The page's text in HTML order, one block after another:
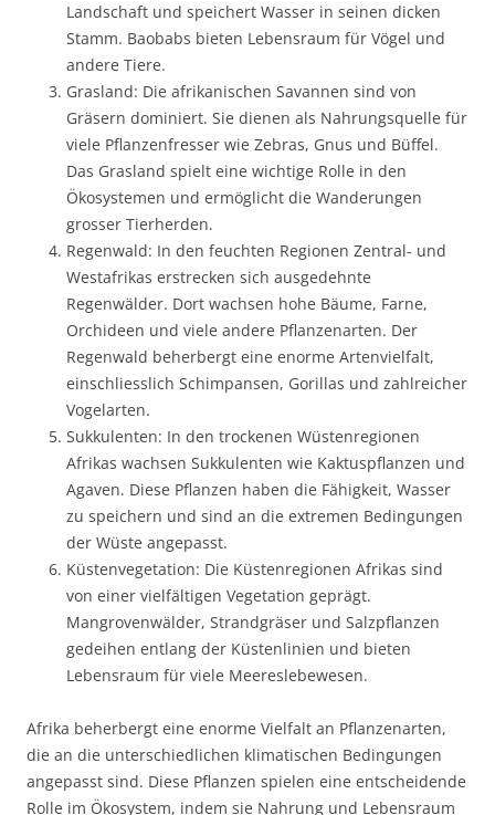
Landschaft und speichert Wasser in seinen dicken
Stamm. Baobabs bieten Lebensraum für Vögel und
andere Tiere.
Grasland: Die afrikanischen Savannen sind von
Gräsern dominiert. Sie dienen als Nahrungsquelle für
viele Pflanzenfresser wie Zebras, Gnus und Büffel.
Das Grasland spielt eine wichtige Rolle in den
Ökosystemen und ermöglicht die Wanderungen
grosser Tierherden.
Regenwald: In den feuchten Regionen Zentral- und
Westafrikas erstrecken sich ausgedehnte
Regenwälder. Dort wachsen hohe Bäume, Farne,
Orchideen und viele andere Pflanzenarten. Der
Regenwald beherbergt eine enorme Artenvielfalt,
einschliesslich Schimpansen, Gorillas und zahlreicher
Vogelarten.
Sukkulenten: In den trockenen Wüstenregionen
Afrikas wachsen Sukkulenten wie Kaktuspflanzen und
Agaven. Diese Pflanzen haben die Fähigkeit, Wasser
zu speichern und sind an die extremen Bedingungen
der Wüste angepasst.
Küstenvegetation: Die Küstenregionen Afrikas sind
von einer vielfältigen Vegetation geprägt.
Mangrovenwälder, Strandgräser und Salzpflanzen
gedeihen entlang der Küstenlinien und bieten
Lebensraum für viele Meereslebewesen.
Afrika beherbergt eine enorme Vielfalt an Pflanzenarten,
die an die unterschiedlichen klimatischen Bedingungen
angepasst sind. Diese Pflanzen spielen eine entscheidende
Rolle im Ökosystem, indem sie Nahrung und Lebensraum